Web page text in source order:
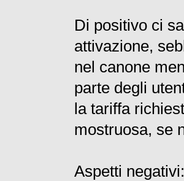
Di positivo ci
attivazione,
nel canone
parte degli
la tariffa
mostruosa, se
Aspetti negativi: